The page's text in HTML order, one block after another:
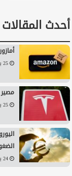
أحدث المقالات
25 يونيو, 2026 9:48 م
25 يونيو, 2026 8:11 م
24 يونيو, 2026 11:28 م